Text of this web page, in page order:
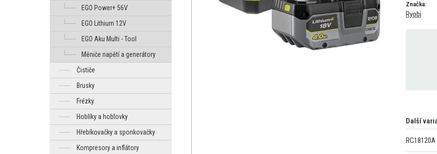
Značka:
Ryobi
Další
EGO Power+ 56V
EGO Lithium 12V
EGO Aku Multi - Tool
Měniče napětí a generátory
Čističe
Brusky
Frézky
Hoblíky a hoblovky
Hřebíkovačky a sponkovačky
Kompresory a inflátory